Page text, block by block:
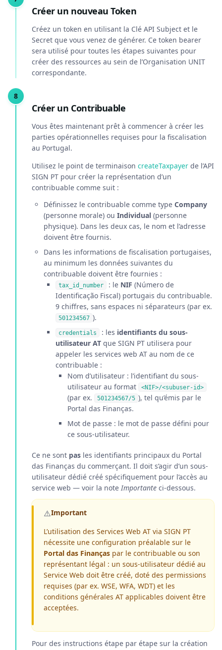
Créer un nouveau Token
Créez un token en utilisant la Clé API Subject et le
Secret que vous venez de générer. Ce token bearer
sera utilisé pour toutes les étapes suivantes pour
créer des ressources au sein de l’Organisation UNIT
correspondante.
Créer un Contribuable
Vous êtes maintenant prêt à commencer à créer les
parties opérationnelles requises pour la fiscalisation
au Portugal.
Utilisez le point de terminaison createTaxpayer de l’API
SIGN PT pour créer la représentation d’un
contribuable comme suit :
Définissez le contribuable comme type Company
(personne morale) ou Individual (personne
physique). Dans les deux cas, le nom et l’adresse
doivent être fournis.
Dans les informations de fiscalisation portugaises,
au minimum les données suivantes du
contribuable doivent être fournies :
tax_id_number : le NIF (Número de
Identificação Fiscal) portugais du contribuable.
9 chiffres, sans espaces ni séparateurs (par ex.
501234567 ).
credentials : les identifiants du sous-
utilisateur AT que SIGN PT utilisera pour
appeler les services web AT au nom de ce
contribuable :
Nom d’utilisateur : l’identifiant du sous-
utilisateur au format
<NIF>/<subuser-id>
(par ex. 501234567/5 ), tel qu’émis par le
Portal das Finanças.
Mot de passe : le mot de passe défini pour
ce sous-utilisateur.
Ce ne sont pas les identifiants principaux du Portal
das Finanças du commerçant. Il doit s’agir d’un sous-
utilisateur dédié créé spécifiquement pour l’accès au
service web — voir la note Importante ci-dessous.
⚠️Important
L’utilisation des Services Web AT via SIGN PT
nécessite une configuration préalable sur le
Portal das Finanças par le contribuable ou son
représentant légal : un sous-utilisateur dédié au
Service Web doit être créé, doté des permissions
requises (par ex. WSE, WFA, WDT) et les
conditions générales AT applicables doivent être
acceptées.
Pour des instructions étape par étape sur la création